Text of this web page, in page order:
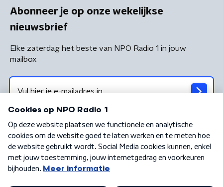
Abonneer je op onze wekelijkse
nieuwsbrief
Elke zaterdag het beste van NPO Radio 1 in jouw
mailbox
Algemene voorwaarden Privacybeleid